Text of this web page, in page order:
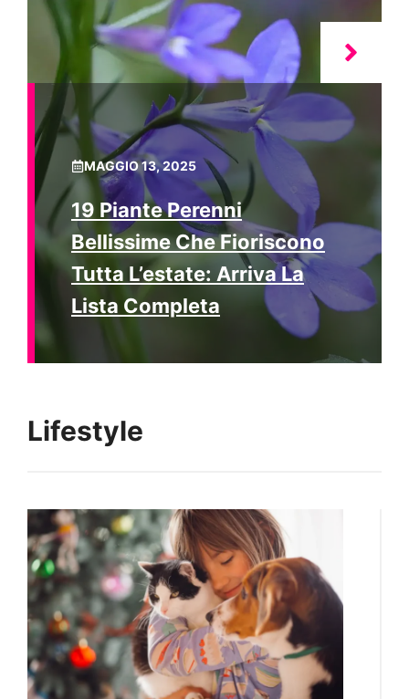
MAGGIO 13, 2025
19 Piante Perenni
Bellissime Che Fioriscono
Tutta L’estate: Arriva La
Lista Completa
Lifestyle